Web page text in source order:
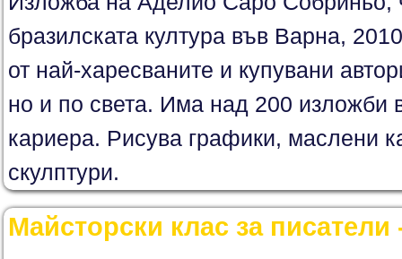
бразилската култура във Варна,
от най-харесваните и купувани
но и по света. Има над 200 изложби
кариера. Рисува графики, маслени
скулптури.
Майсторски клас за